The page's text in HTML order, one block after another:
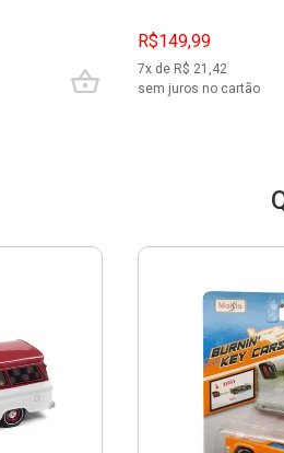
R$149,99
7x de R$ 21,42
sem juros no cartão